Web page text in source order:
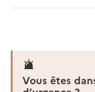
Vous êtes